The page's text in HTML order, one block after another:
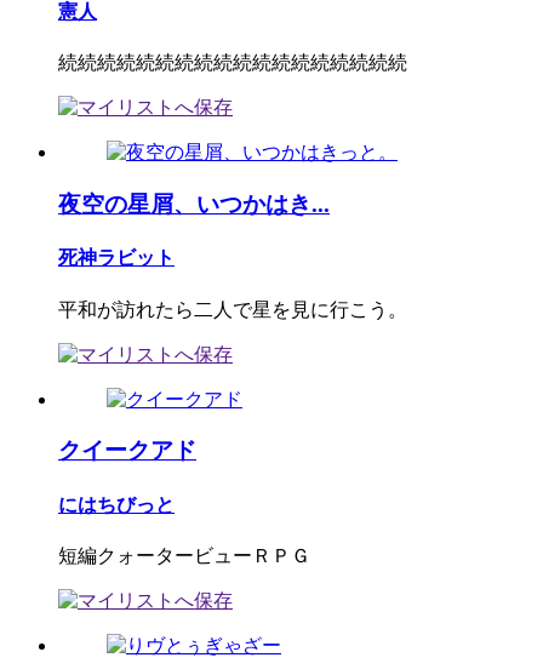
憲人
続続続続続続続続続続続続続続続続続続
夜空の星屑、いつかはき...
死神ラビット
平和が訪れたら二人で星を見に行こう。
クイークアド
にはちびっと
短編クォータービューＲＰＧ